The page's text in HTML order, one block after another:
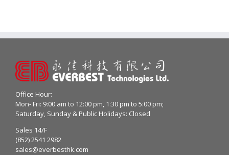
Office Hour:
Mon- Fri: 9:00 am to 12:00 pm, 1:30 pm to 5:00 pm;
Saturday, Sunday & Public Holidays: Closed
Sales 14/F
(852) 2541 2982
sales@everbesthk.com